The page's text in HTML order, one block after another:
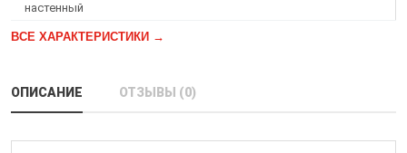
настенный
ВСЕ ХАРАКТЕРИСТИКИ →
ОПИСАНИЕ ОТЗЫВЫ (0)